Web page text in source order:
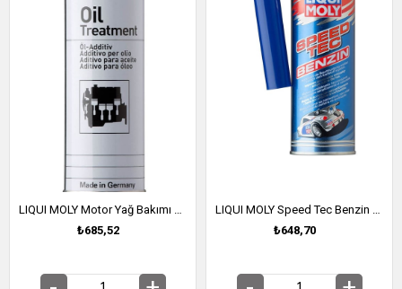
₺685,52
₺648,70